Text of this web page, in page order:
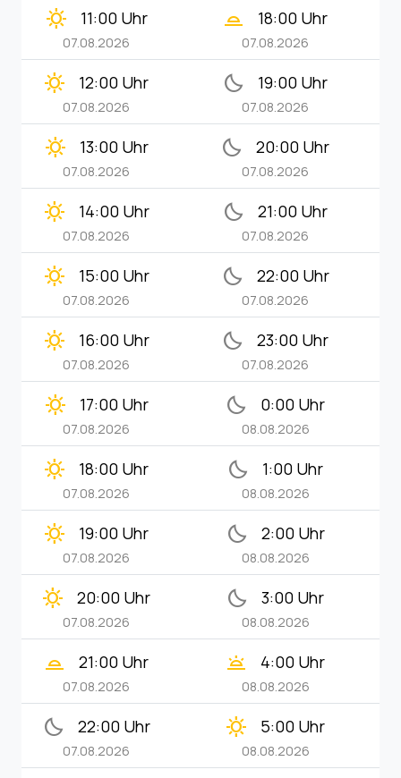
clear_day 11:00 Uhr
07.08.2026
wb_twilight_2 18:00 Uhr
07.08.2026
clear_day 12:00 Uhr
07.08.2026
bedtime 19:00 Uhr
07.08.2026
clear_day 13:00 Uhr
07.08.2026
bedtime 20:00 Uhr
07.08.2026
clear_day 14:00 Uhr
07.08.2026
bedtime 21:00 Uhr
07.08.2026
clear_day 15:00 Uhr
07.08.2026
bedtime 22:00 Uhr
07.08.2026
clear_day 16:00 Uhr
07.08.2026
bedtime 23:00 Uhr
07.08.2026
clear_day 17:00 Uhr
07.08.2026
bedtime 0:00 Uhr
08.08.2026
clear_day 18:00 Uhr
07.08.2026
bedtime 1:00 Uhr
08.08.2026
clear_day 19:00 Uhr
07.08.2026
bedtime 2:00 Uhr
08.08.2026
clear_day 20:00 Uhr
07.08.2026
bedtime 3:00 Uhr
08.08.2026
wb_twilight_2 21:00 Uhr
07.08.2026
wb_twilight 4:00 Uhr
08.08.2026
bedtime 22:00 Uhr
07.08.2026
clear_day 5:00 Uhr
08.08.2026